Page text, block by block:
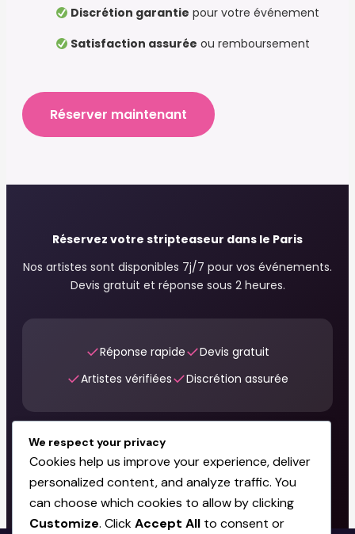
Discrétion garantie pour votre événement
Satisfaction assurée ou remboursement
Réserver maintenant
Réservez votre stripteaseur dans le Paris
Nos artistes sont disponibles 7j/7 pour vos événements.
Devis gratuit et réponse sous 2 heures.
✓Réponse rapide✓Devis gratuit
✓Artistes vérifiées✓Discrétion assurée
Demander un devis gratuit
We respect your privacy
Cookies help us improve your experience, deliver
personalized content, and analyze traffic. You
can choose which cookies to allow by clicking
Customize. ClickAccept All to consent or